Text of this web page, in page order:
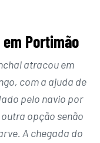
Portimão
atracou em
com a ajuda de
pelo navio por
opção senão
A chegada do